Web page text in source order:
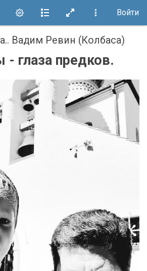
Войти
. Вадим Ревин (Колбаса)
- глаза предков.